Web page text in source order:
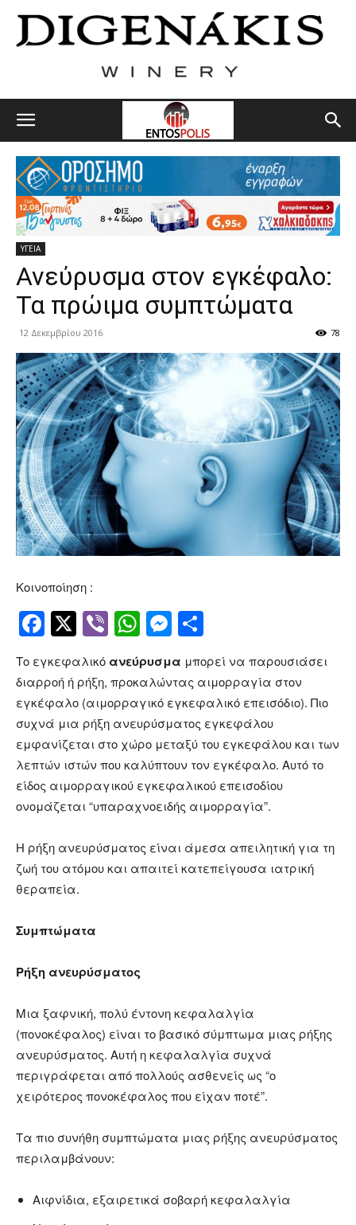
ΥΓΕΙΑ
Ανεύρυσμα στον εγκέφαλο:
Τα πρώιμα συμπτώματα
12 Δεκεμβρίου 2016 78
Κοινοποίηση :
Facebook
Twitter
ViberWhatsApp
Messenger
Το εγκεφαλικό ανεύρυσμα μπορεί να παρουσιάσει
διαρροή ή ρήξη, προκαλώντας αιμορραγία στον
εγκέφαλο (αιμορραγικό εγκεφαλικό επεισόδιο). Πιο
συχνά μια ρήξη ανευρύσματος εγκεφάλου
εμφανίζεται στο χώρο μεταξύ του εγκεφάλου και των
λεπτών ιστών που καλύπτουν τον εγκέφαλο. Αυτό το
είδος αιμορραγικού εγκεφαλικού επεισοδίου
ονομάζεται “υπαραχνοειδής αιμορραγία”.
Η ρήξη ανευρύσματος είναι άμεσα απειλητική για τη
ζωή του ατόμου και απαιτεί κατεπείγουσα ιατρική
θεραπεία.
Συμπτώματα
Ρήξη ανευρύσματος
Μια ξαφνική, πολύ έντονη κεφαλαλγία
(πονοκέφαλος) είναι το βασικό σύμπτωμα μιας ρήξης
ανευρύσματος. Αυτή η κεφαλαλγία συχνά
περιγράφεται από πολλούς ασθενείς ως “ο
χειρότερος πονοκέφαλος που είχαν ποτέ”.
Τα πιο συνήθη συμπτώματα μιας ρήξης ανευρύσματος
περιλαμβάνουν:
Αιφνίδια, εξαιρετικά σοβαρή κεφαλαλγία